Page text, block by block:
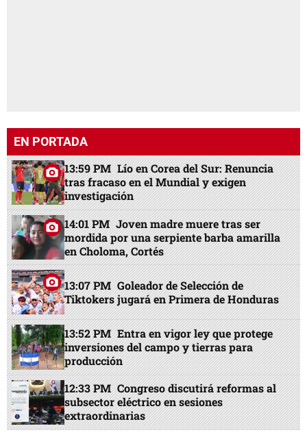
EN PORTADA
13:59 PM Lío en Corea del Sur: Renuncia
tras fracaso en el Mundial y exigen
investigación
14:01 PM Joven madre muere tras ser
mordida por una serpiente barba amarilla
en Choloma, Cortés
13:07 PM Goleador de Selección de
Tiktokers jugará en Primera de Honduras
13:52 PM Entra en vigor ley que protege
inversiones del campo y tierras para
producción
12:33 PM Congreso discutirá reformas al
subsector eléctrico en sesiones
extraordinarias